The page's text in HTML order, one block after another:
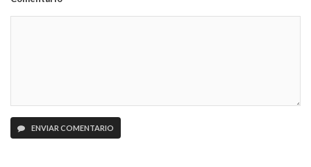
ENVIAR COMENTARIO